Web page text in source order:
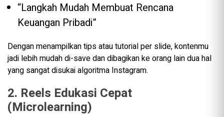
“Langkah Mudah Membuat Rencana
Keuangan Pribadi”
Dengan menampilkan tips atau tutorial per slide, kontenmu
jadi lebih mudah di-save dan dibagikan ke orang lain dua hal
yang sangat disukai algoritma Instagram.
2. Reels Edukasi Cepat
(Microlearning)